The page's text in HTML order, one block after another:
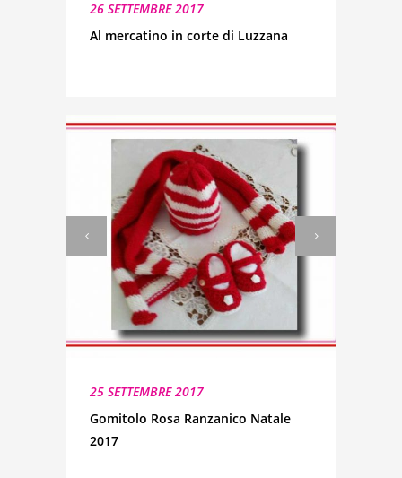
26 SETTEMBRE 2017
Al mercatino in corte di Luzzana
25 SETTEMBRE 2017
Gomitolo Rosa Ranzanico Natale
2017